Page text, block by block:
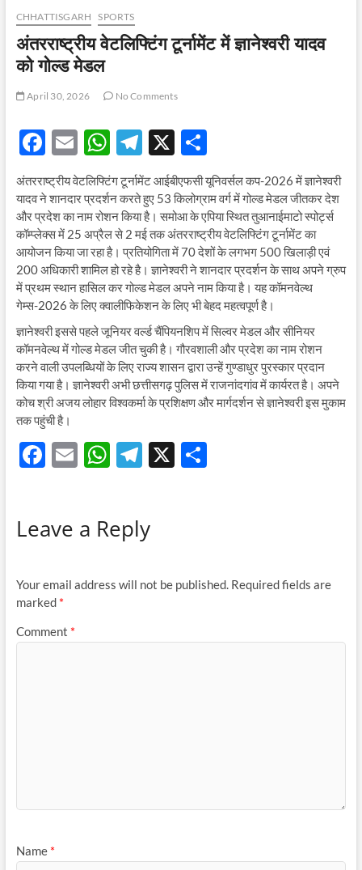
CHHATTISGARH SPORTS
अंतरराष्ट्रीय वेटलिफ्टिंग टूर्नामेंट में ज्ञानेश्वरी यादव
को गोल्ड मेडल
April 30, 2026 No Comments
F
ac
e
b
o
o
k
E
m
ail
W
h
at
s
A
p
p
T
el
e
gr
a
m
X S
h
ar
e
अंतरराष्ट्रीय वेटलिफ्टिंग टूर्नामेंट आईबीएफसी यूनिवर्सल कप-2026 में ज्ञानेश्वरी
यादव ने शानदार प्रदर्शन करते हुए 53 किलोग्राम वर्ग में गोल्ड मेडल जीतकर देश
और प्रदेश का नाम रोशन किया है। समोआ के एपिया स्थित तुआनाईमाटो स्पोर्ट्स
कॉम्प्लेक्स में 25 अप्रैल से 2 मई तक अंतरराष्ट्रीय वेटलिफ्टिंग टूर्नामेंट का
आयोजन किया जा रहा है। प्रतियोगिता में 70 देशों के लगभग 500 खिलाड़ी एवं
200 अधिकारी शामिल हो रहे है। ज्ञानेश्वरी ने शानदार प्रदर्शन के साथ अपने ग्रुप
में प्रथम स्थान हासिल कर गोल्ड मेडल अपने नाम किया है। यह कॉमनवेल्थ
गेम्स-2026 के लिए क्वालीफिकेशन के लिए भी बेहद महत्वपूर्ण है।
ज्ञानेश्वरी इससे पहले जूनियर वर्ल्ड चैंपियनशिप में सिल्वर मेडल और सीनियर
कॉमनवेल्थ में गोल्ड मेडल जीत चुकी है। गौरवशाली और प्रदेश का नाम रोशन
करने वाली उपलब्धियों के लिए राज्य शासन द्वारा उन्हें गुण्डाधुर पुरस्कार प्रदान
किया गया है। ज्ञानेश्वरी अभी छत्तीसगढ़ पुलिस में राजनांदगांव में कार्यरत है। अपने
कोच श्री अजय लोहार विश्वकर्मा के प्रशिक्षण और मार्गदर्शन से ज्ञानेश्वरी इस मुकाम
तक पहुंची है।
F
b
o
k
E W
s
p
T
gr
m
X S
Leave a Reply
Your email address will not be published. Required fields are
marked *
Comment *
Name *